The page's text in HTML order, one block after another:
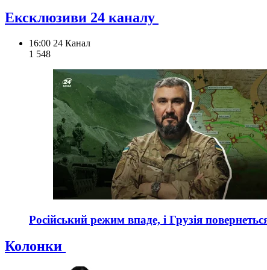
Ексклюзиви 24 каналу
16:00 24 Канал
1 548
Російський режим впаде, і Грузія
Колонки